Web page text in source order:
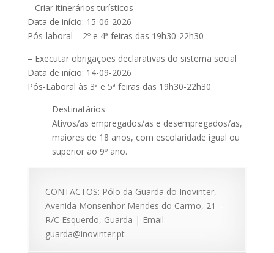
– Criar itinerários turísticos
Data de início: 15-06-2026
Pós-laboral – 2º e 4ª feiras das 19h30-22h30
– Executar obrigações declarativas do sistema social
Data de início: 14-09-2026
Pós-Laboral às 3ª e 5ª feiras das 19h30-22h30
Destinatários
Ativos/as empregados/as e desempregados/as,
maiores de 18 anos, com escolaridade igual ou
superior ao 9º ano.
CONTACTOS: Pólo da Guarda do Inovinter,
Avenida Monsenhor Mendes do Carmo, 21 –
R/C Esquerdo, Guarda | Email:
guarda@inovinter.pt